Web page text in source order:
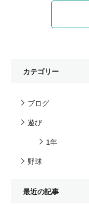
カテゴリー
ブログ
遊び
1年
野球
最近の記事